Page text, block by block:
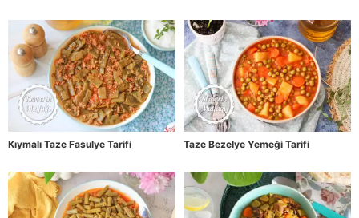
Kıymalı Taze Fasulye Tarifi Taze Bezelye Yemeği Tarifi